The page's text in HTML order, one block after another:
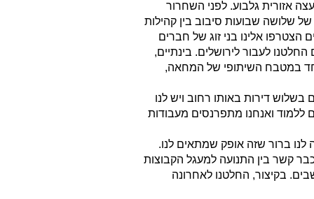
אזורית גלבוע. לפני השחרור
שלושה שבועות סיבוב בין קהילות
הצטרפו אלינו בני זוג של חברים
לעבור לירושלים. בינתיים,
במטבח השיתופי של המחאה,
בשלוש דירות באותו רחוב ויש לנו
ללמוד ואנחנו מתפרנסים מעבודות
לנו ברור שזה אופק שמתאים לנו.
קשר בין התנועה למעגל הקבוצות
בקיצור, החלטנו לאחרונה